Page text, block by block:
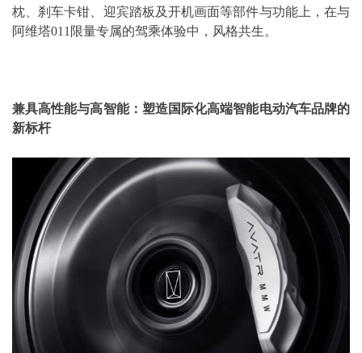
枕、刹车卡钳、迎宾踏板及开机画面等部件与功能上，在与
阿维塔011限量专属的驾乘体验中，风格共生。
兼具高性能与高智能：塑造国际化高端智能电动汽车品牌的
新标杆